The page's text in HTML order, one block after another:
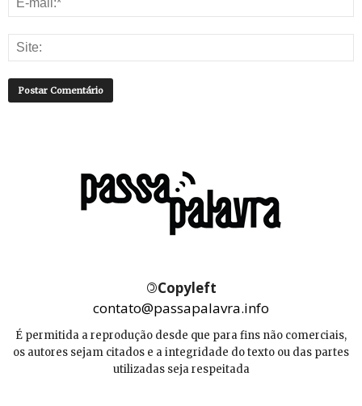
©Copyleft
contato@passapalavra.info
É permitida a reprodução desde que para fins não comerciais,
os autores sejam citados e a integridade do texto ou das partes
utilizadas seja respeitada